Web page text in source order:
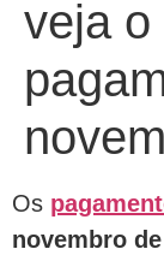
veja o
Os
novembro